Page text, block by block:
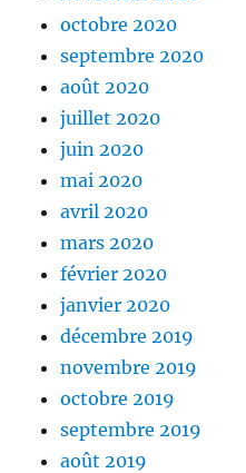
octobre 2020
septembre 2020
août 2020
juillet 2020
juin 2020
mai 2020
avril 2020
mars 2020
février 2020
janvier 2020
décembre 2019
novembre 2019
octobre 2019
septembre 2019
août 2019